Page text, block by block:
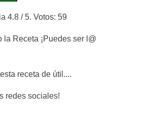
4.8 / 5. Votos: 59
la Receta ¡Puedes ser l@
receta de útil....
redes sociales!